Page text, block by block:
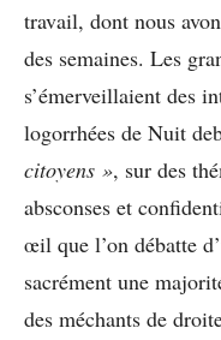
travail, dont nous
des semaines. Les
s’émerveillaient des
logorrhées de Nuit
citoyens », sur des
absconses et
œil que l’on débatte
sacrément une
des méchants de